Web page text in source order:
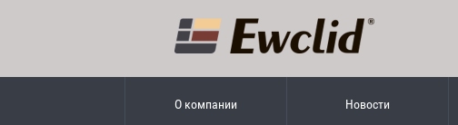
О компании Новости